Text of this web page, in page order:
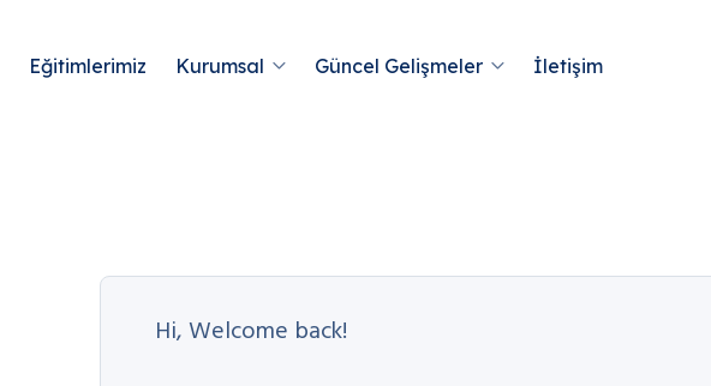
Eğitimlerimiz Kurumsal Güncel Gelişmeler İletişim
Hi, Welcome back!